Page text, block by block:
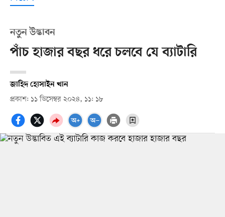
নতুন উদ্ভাবন
পাঁচ হাজার বছর ধরে চলবে যে ব্যাটারি
জাহিদ হোসাইন খান
প্রকাশ: ১১ ডিসেম্বর ২০২৪, ১১: ১৮